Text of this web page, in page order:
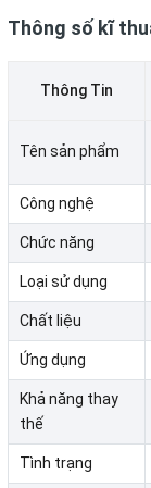
NHỮNG ƯU
CÔNG NGHIỆP
Hỗ Trợ Ngăn
Sau quá trình
dễ bị ảnh
thống chứa
Thông số kĩ
Thông Tin
Tên sản phẩm
Công nghệ
Chức năng
Loại sử dụng
Chất liệu
Ứng dụng
Khả năng thay
thế
Tình trạng